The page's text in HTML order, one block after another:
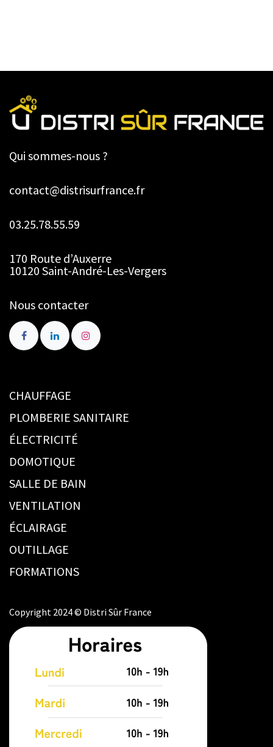
Qui sommes-nous ?
contact@distrisurfrance.fr
03.25.78.55.59
170 Route d’Auxerre
10120 Saint-André-Les-Vergers
Nous contacter
CHAUFFAGE
PLOMBERIE SANITAIRE
ÉLECTRICITÉ
DOMOTIQUE
SALLE DE BAIN
VENTILATION
ÉCLAIRAGE
OUTILLAGE
FORMATIONS
Copyright 2024 © Distri Sûr France